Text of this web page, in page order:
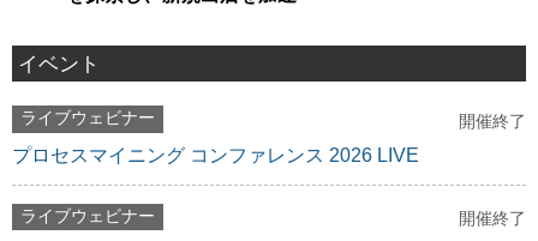
イベント
ライブウェビナー 開催終了
プロセスマイニング コンファレンス 2026 LIVE
ライブウェビナー 開催終了